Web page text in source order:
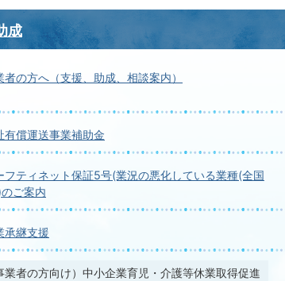
成
者の方へ（支援、助成、相談案内）
有償運送事業補助金
フティネット保証5号(業況の悪化している業種(全国
ご案内
承継支援
業者の方向け）中小企業育児・介護等休業取得促進